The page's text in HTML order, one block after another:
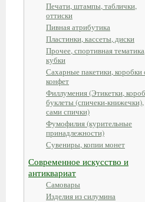
Печати, штампы, таблички,
оттиски
Пивная атрибутика
Пластинки, кассеты, диски
Прочее, спортивная
кубки
Сахарные пакетики, коробки
конфет
Филлумения (Этикетки,
буклеты (спичеки-книжечки),
сами спички)
Фумофилия (курительные
принадлежности)
Сувениры, копии монет
Современное искусство и
антиквариат
Самовары
Изделия из силумина